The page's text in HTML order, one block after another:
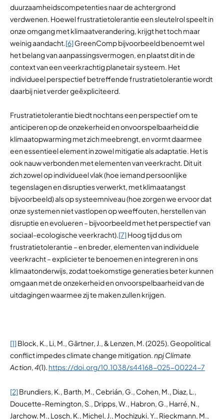
duurzaamheidscompetenties naar de achtergrond
verdwenen. Hoewel frustratietolerantie een sleutelrol speelt in
onze omgang met klimaatverandering, krijgt het toch maar
weinig aandacht. [6]GreenComp bijvoorbeeld benoemt wel
het belang van aanpassingsvermogen, en plaatst dit in de
context van een veerkrachtig planetair systeem. Het
individueel perspectief betreffende frustratietolerantie wordt
daarbij niet verder geëxpliciteerd.
Frustratietolerantie biedt nochtans een perspectief om te
anticiperen op de onzekerheid en onvoorspelbaarheid die
klimaatopwarming met zich meebrengt, en vormt daarmee
een essentieel element in zowel mitigatie als adaptatie. Het is
ook nauw verbonden met elementen van veerkracht. Dit uit
zich zowel op individueel vlak (hoe iemand persoonlijke
tegenslagen en disrupties verwerkt, met klimaatangst
bijvoorbeeld) als op systeemniveau (hoe zorgen we ervoor dat
onze systemen niet vastlopen op weeffouten, herstellen van
disruptie en evolueren – bijvoorbeeld met het perspectief van
sociaal-ecologische veerkracht).[7]Hoog tijd dus om
frustratietolerantie – en breder, elementen van individuele
veerkracht – explicieter te benoemen en integreren in ons
klimaatonderwijs, zodat toekomstige generaties beter kunnen
omgaan met de onzekerheid en onvoorspelbaarheid van de
uitdagingen waarmee zij te maken zullen krijgen.
[1]Block, K., Li, M., Gärtner, J., & Lenzen, M. (2025). Geopolitical
conflict impedes climate change mitigation.npj Climate
Action,4(1). https://doi.org/10.1038/s44168-025-00224-7
[2]Brundiers, K., Barth, M., Cebrián, G., Cohen, M., Diaz, L.,
Doucette-Remington, S., Dripps, W., Habron, G., Harré, N.,
Jarchow, M., Losch, K., Michel, J., Mochizuki, Y., Rieckmann, M.,